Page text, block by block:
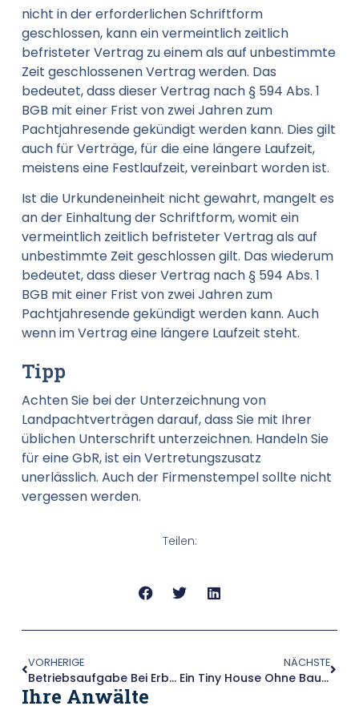
nicht in der erforderlichen Schriftform
geschlossen, kann ein vermeintlich zeitlich
befristeter Vertrag zu einem als auf unbestimmte
Zeit geschlossenen Vertrag werden. Das
bedeutet, dass dieser Vertrag nach § 594 Abs. 1
BGB mit einer Frist von zwei Jahren zum
Pachtjahresende gekündigt werden kann. Dies gilt
auch für Verträge, für die eine längere Laufzeit,
meistens eine Festlaufzeit, vereinbart worden ist.
Ist die Urkundeneinheit nicht gewahrt, mangelt es
an der Einhaltung der Schriftform, womit ein
vermeintlich zeitlich befristeter Vertrag als auf
unbestimmte Zeit geschlossen gilt. Das wiederum
bedeutet, dass dieser Vertrag nach § 594 Abs. 1
BGB mit einer Frist von zwei Jahren zum
Pachtjahresende gekündigt werden kann. Auch
wenn im Vertrag eine längere Laufzeit steht.
Tipp
Achten Sie bei der Unterzeichnung von
Landpachtverträgen darauf, dass Sie mit Ihrer
üblichen Unterschrift unterzeichnen. Handeln Sie
für eine GbR, ist ein Vertretungszusatz
unerlässlich. Auch der Firmenstempel sollte nicht
vergessen werden.
Teilen:
VORHERIGE
Betriebsaufgabe Bei Erbfall In Der Landwirtschaft – Ein Strukturelles Problem?
NÄCHSTE
Ein Tiny House Ohne Baugenehmigung Aufstellen – Geht Das?
Ihre Anwälte